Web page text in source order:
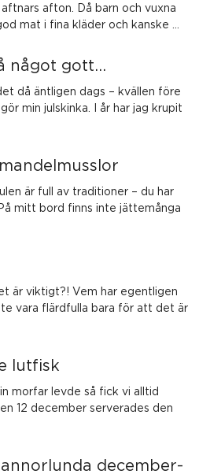
afton. Då barn och vuxna
mat i fina kläder och kanske …
något gott…
då äntligen dags – kvällen före
min julskinka. I år har jag krupit
är full av traditioner – du har
mitt bord finns inte jättemånga
är viktigt?! Vem har egentligen
vara flärdfulla bara för att det är
lutfisk
morfar levde så fick vi alltid
12 december serverades den
december-